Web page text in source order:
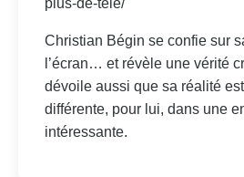
Christian Bégin se confie sur
l’écran… et révèle une vérité
dévoile aussi que sa réalité
différente, pour lui, dans une
intéressante.